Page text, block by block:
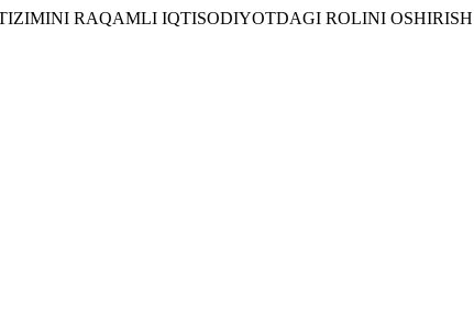
TIZIMINI RAQAMLI IQTISODIYOTDAGI ROLINI